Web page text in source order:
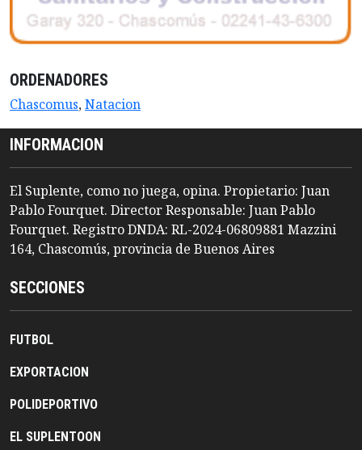
ORDENADORES
Chascomus,Natacion
INFORMACION
El Suplente, como no juega, opina. Propietario: Juan
Pablo Fourquet. Director Responsable: Juan Pablo
Fourquet. Registro DNDA: RL-2024-06809881 Mazzini
164, Chascomús, provincia de Buenos Aires
SECCIONES
FUTBOL
EXPORTACION
POLIDEPORTIVO
EL SUPLENTOON